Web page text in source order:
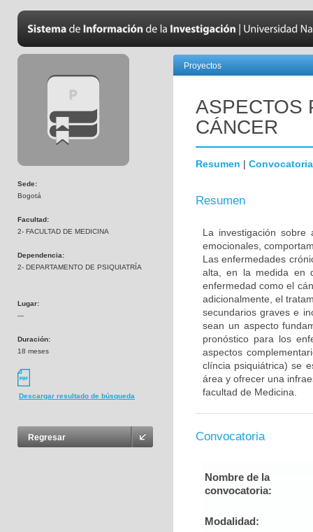
Sede:
Bogotá
Facultad:
2- FACULTAD DE MEDICINA
Dependencia:
2- DEPARTAMENTO DE PSIQUIATRÍA
Lugar:
---
Duración:
18 meses
Descargar resultado de búsqueda
Regresar
Proyectos
ASPECTOS
CÁNCER
Resumen | Convocatoria
Resumen
La investigación sobre
emocionales,
Las enfermedades
alta, en la medida en
enfermedad como el
adicionalmente, el
secundarios graves e
sean un aspecto
pronóstico para los
aspectos
clíncia psiquiátrica) se
área y ofrecer una
facultad de Medicina.
Convocatoria
Nombre de la
convocatoria:
Modalidad: